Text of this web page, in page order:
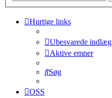
Hurtige links
Ubesvarede indlæg
Aktive emner
Søg
OSS